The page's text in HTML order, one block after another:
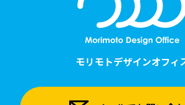
モリモトデザインオフィ